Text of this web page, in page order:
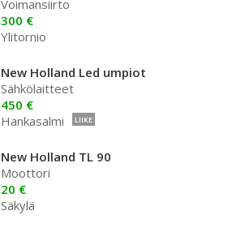
Voimansiirto
300 €
Ylitornio
New Holland Led umpiot
Sähkölaitteet
450 €
Hankasalmi
LIIKE
New Holland TL 90
Moottori
20 €
Säkylä